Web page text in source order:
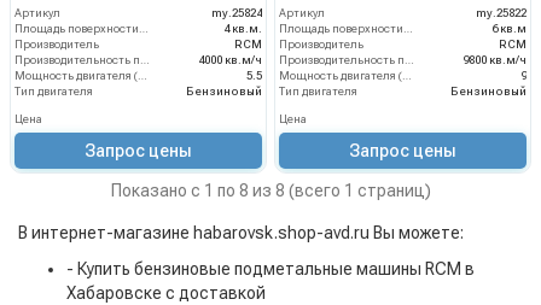
Артикул
my.25824
4 кв.м.
Производитель
RCM
4000 кв.м/ч
5.5
Тип двигателя
Бензиновый
Цена
Запрос цены
Артикул
my.25822
6 кв.м
Производитель
RCM
9800 кв.м/ч
9
Тип двигателя
Бензиновый
Цена
Запрос цены
Показано с 1 по 8 из 8 (всего 1 страниц)
В интернет-магазине habarovsk.shop-avd.ru Вы можете:
- Купить бензиновые подметальные машины RCM в
Хабаровске с доставкой